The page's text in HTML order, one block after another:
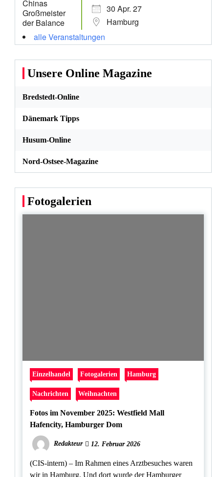
30 Apr. 27
Hamburg
alle Veranstaltungen
Unsere Online Magazine
Bredstedt-Online
Dänemark Tipps
Husum-Online
Nord-Ostsee-Magazine
Fotogalerien
Einzelhandel Fotogalerien Hamburg
Nachrichten Weihnachten
Fotos im November 2025: Westfield Mall
Hafencity, Hamburger Dom
Redakteur 12. Februar 2026
(CIS-intern) – Im Rahmen eines Arztbesuches waren
wir in Hamburg. Und dort wurde der Hamburger